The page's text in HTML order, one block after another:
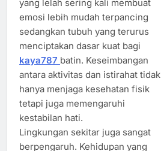
yang lelah sering kali membuat
emosi lebih mudah terpancing
sedangkan tubuh yang terurus
menciptakan dasar kuat bagi
kaya787 batin. Keseimbangan
antara aktivitas dan istirahat tidak
hanya menjaga kesehatan fisik
tetapi juga memengaruhi
kestabilan hati.
Lingkungan sekitar juga sangat
berpengaruh. Kehidupan yang